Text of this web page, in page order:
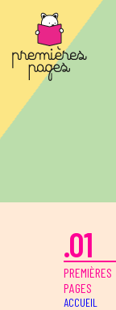
Aller au contenu principal
.01
PREMIÈRES
PAGES
ACCUEIL